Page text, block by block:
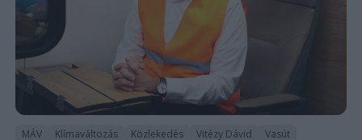
MÁV Klímaváltozás Közlekedés Vitézy Dávid Vasút